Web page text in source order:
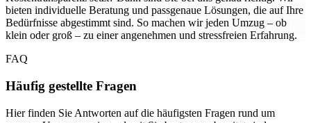
bieten individuelle Beratung und passgenaue Lösungen, die auf Ihre
Bedürfnisse abgestimmt sind. So machen wir jeden Umzug – ob
klein oder groß – zu einer angenehmen und stressfreien Erfahrung.
FAQ
Häufig gestellte Fragen
Hier finden Sie Antworten auf die häufigsten Fragen rund um